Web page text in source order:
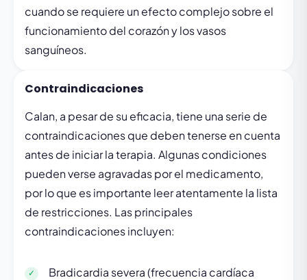
cuando se requiere un efecto complejo sobre el
funcionamiento del corazón y los vasos
sanguíneos.
Contraindicaciones
Calan, a pesar de su eficacia, tiene una serie de
contraindicaciones que deben tenerse en cuenta
antes de iniciar la terapia. Algunas condiciones
pueden verse agravadas por el medicamento,
por lo que es importante leer atentamente la lista
de restricciones. Las principales
contraindicaciones incluyen:
Bradicardia severa (frecuencia cardíaca